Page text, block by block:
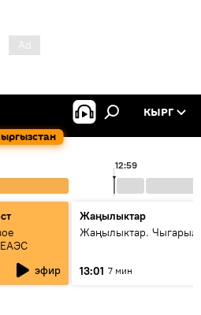
КЫРГ
12:59
ЕАЭС
эфир
Жаңылыктар
Жаңылыктар.
13:01 7 мин